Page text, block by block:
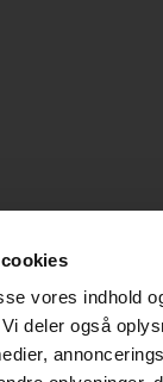
vores indhold
deler også